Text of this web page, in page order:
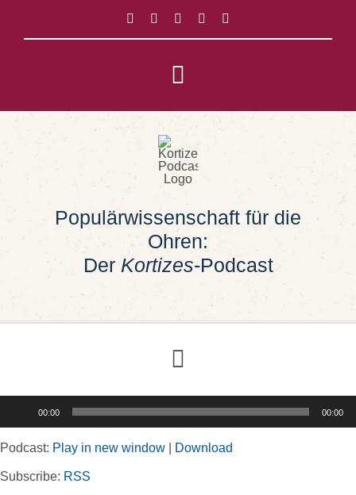
springen
Toggle
Navigation
Impressum
Datenschutz
Populärwissenschaft für die
Ohren:
Der Kortizes-Podcast
Toggle
Navigation
Rubriken
00:00 00:00
Podcast: Play in new window Download
Subscribe: RSS